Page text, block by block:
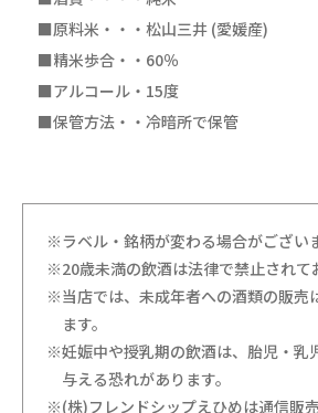
■原料米・・・松山三井 (愛媛産)
■精米歩合・・60％
■アルコール・15度
■保管方法・・冷暗所で保管
※ラベル・銘柄が変わる場合がござい
※20歳未満の飲酒は法律で禁止されて
※当店では、未成年者への酒類の販売
ます。
※妊娠中や授乳期の飲酒は、胎児・乳
与える恐れがあります。
※(株)フレンドシップえひめは通信販